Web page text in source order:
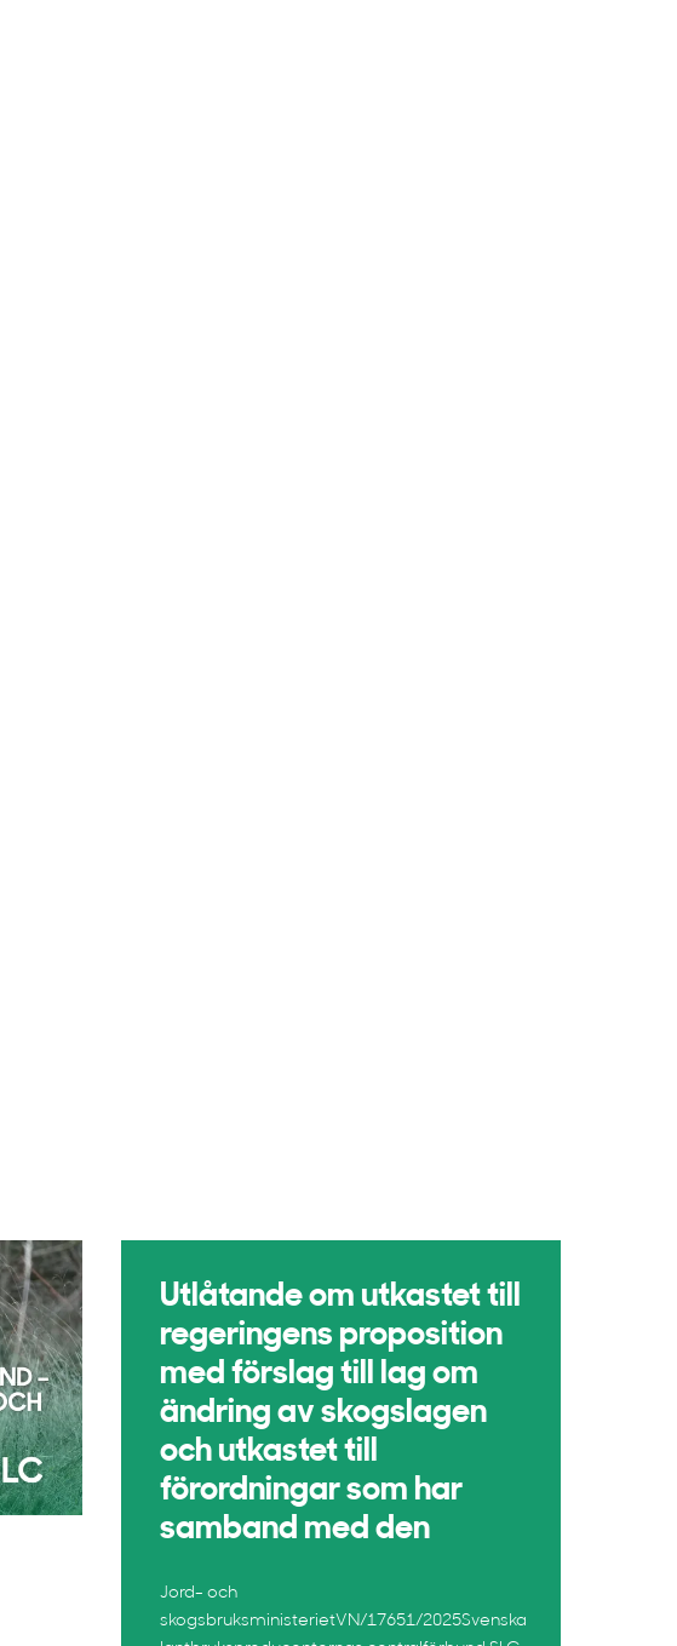
Utlåtande om utkastet till
regeringens proposition
med förslag till lag om
ändring av skogslagen
och utkastet till
förordningar som har
samband med den
Jord- och
skogsbruksministerietVN/17651/2025Svenska